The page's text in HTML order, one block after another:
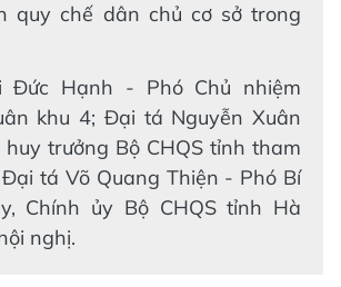
quy chế dân chủ cơ sở trong
Hạnh - Phó Chủ nhiệm
khu 4; Đại tá Nguyễn Xuân
trưởng Bộ CHQS tỉnh tham
tá Võ Quang Thiện - Phó Bí
Chính ủy Bộ CHQS tỉnh Hà
nghị.